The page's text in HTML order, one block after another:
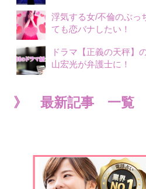
浮気する女/不倫のぶっ
ても恋バナしたい！
ドラマ【正義の天秤】
山宏光が弁護士に！
》 最新記事 一覧